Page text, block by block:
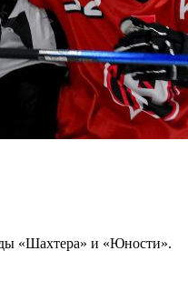
«Шахтера» и «Юности».